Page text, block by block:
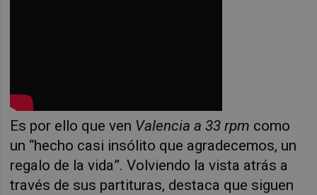
Es por ello que ven Valencia a 33 rpm como
un “hecho casi insólito que agradecemos, un
regalo de la vida”. Volviendo la vista atrás a
través de sus partituras, destaca que siguen